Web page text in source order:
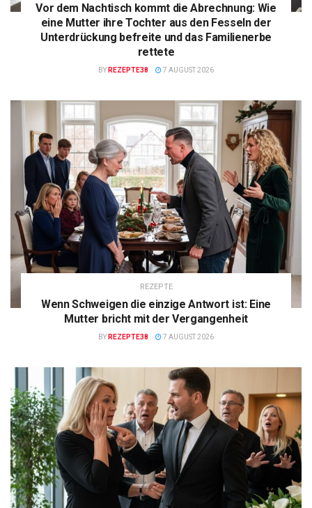
Vor dem Nachtisch kommt die Abrechnung: Wie
eine Mutter ihre Tochter aus den Fesseln der
Unterdrückung befreite und das Familienerbe
rettete
BY REZEPTE38 7 AUGUST 2026
REZEPTE
Wenn Schweigen die einzige Antwort ist: Eine
Mutter bricht mit der Vergangenheit
BY REZEPTE38 7 AUGUST 2026